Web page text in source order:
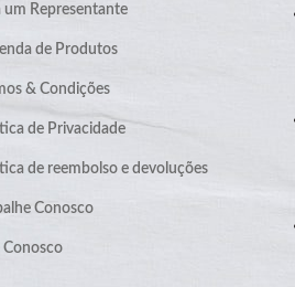
um Representante
de Produtos
& Condições
de Privacidade
de reembolso e devoluções
Conosco
Conosco